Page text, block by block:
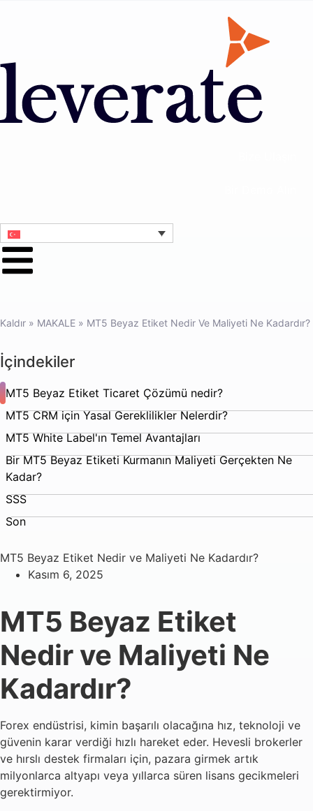
Kaldır » MAKALE » MT5 Beyaz Etiket Nedir Ve Maliyeti Ne Kadardır?
İçindekiler
MT5 Beyaz Etiket Ticaret Çözümü nedir?
MT5 CRM için Yasal Gereklilikler Nelerdir?
MT5 White Label'ın Temel Avantajları
Bir MT5 Beyaz Etiketi Kurmanın Maliyeti Gerçekten Ne
Kadar?
SSS
Son
MT5 Beyaz Etiket Nedir ve Maliyeti Ne Kadardır?
Kasım 6, 2025
MT5 Beyaz Etiket
Nedir ve Maliyeti Ne
Kadardır?
Forex endüstrisi, kimin başarılı olacağına hız, teknoloji ve
güvenin karar verdiği hızlı hareket eder. Hevesli brokerler
ve hırslı destek firmaları için, pazara girmek artık
milyonlarca altyapı veya yıllarca süren lisans gecikmeleri
gerektirmiyor.